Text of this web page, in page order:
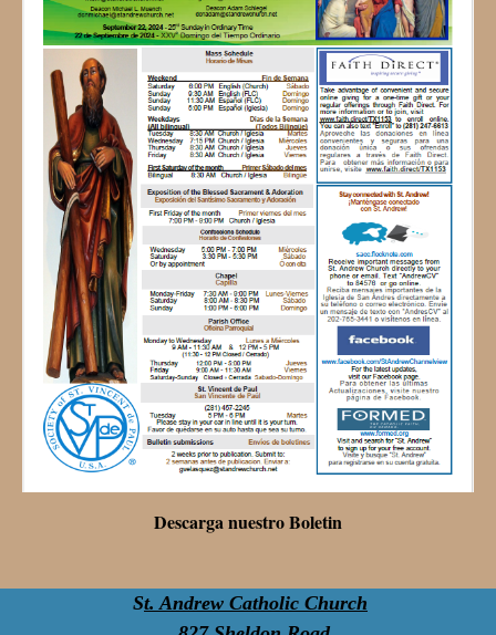
Descarga nuestro Boletin
St. Andrew Catholic Church